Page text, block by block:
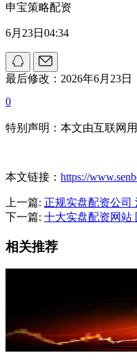
申宝策略配资
6月23日04:34
最后修改：2026年6月23日
0
特别声明：本文由互联网
本文链接： https://
上一篇: 正规实盘配资公司
下一篇: 十大实盘配资网站
相关推荐